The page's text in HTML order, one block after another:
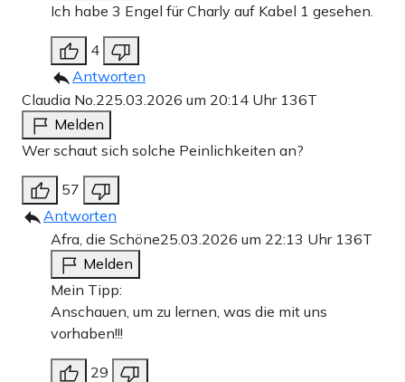
Ich habe 3 Engel für Charly auf Kabel 1 gesehen.
4
Antworten
Claudia No.225.03.2026 um 20:14 Uhr 136T
Melden
Wer schaut sich solche Peinlichkeiten an?
57
Antworten
Afra, die Schöne25.03.2026 um 22:13 Uhr 136T
Melden
Mein Tipp:
Anschauen, um zu lernen, was die mit uns
vorhaben!!!
29